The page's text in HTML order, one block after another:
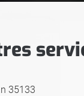
35133